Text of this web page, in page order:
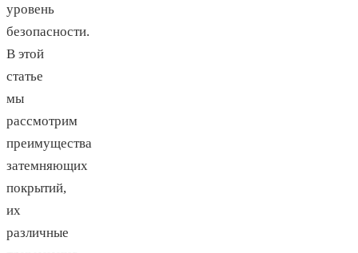
уровень
безопасности.
В этой
статье
мы
рассмотрим
преимущества
затемняющих
покрытий,
их
различные